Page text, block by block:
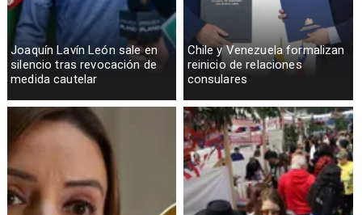
Joaquín Lavín León sale en
silencio tras revocación de
medida cautelar
Chile y Venezuela formalizan
reinicio de relaciones
consulares